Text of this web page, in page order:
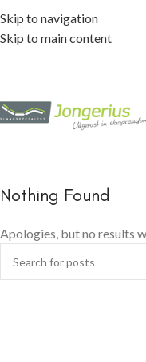
Skip to navigation
Skip to main content
Nothing Found
Apologies, but no results